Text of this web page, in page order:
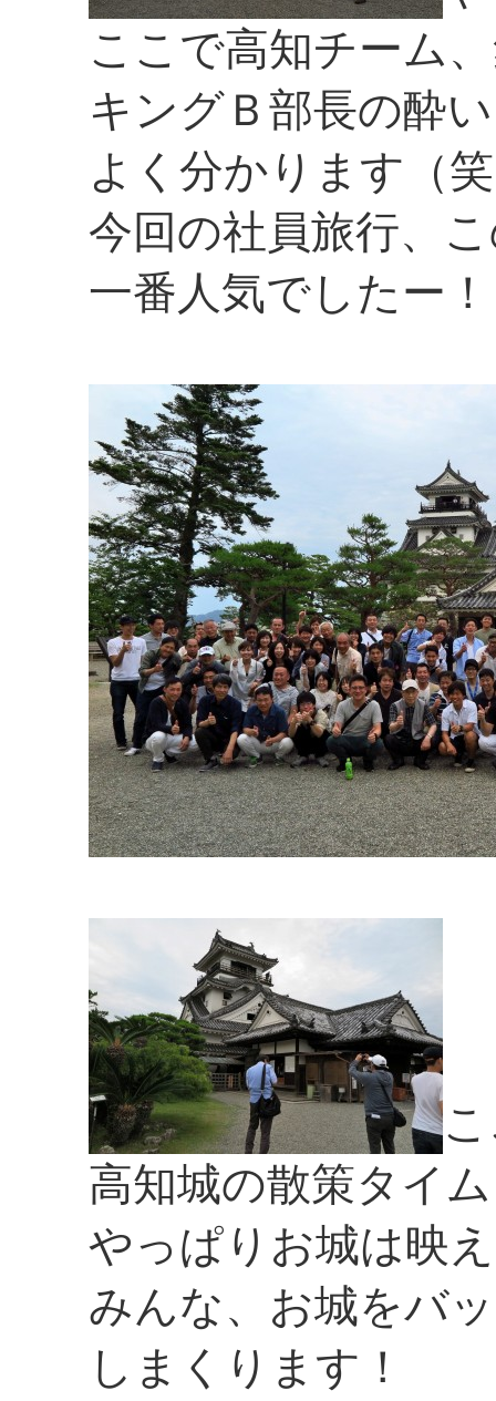
ここで高知チーム
キングＢ部長の酔
よく分かります（
今回の社員旅行、
一番人気でしたー！
高知城の散策タイ
やっぱりお城は映
みんな、お城をバ
しまくります！